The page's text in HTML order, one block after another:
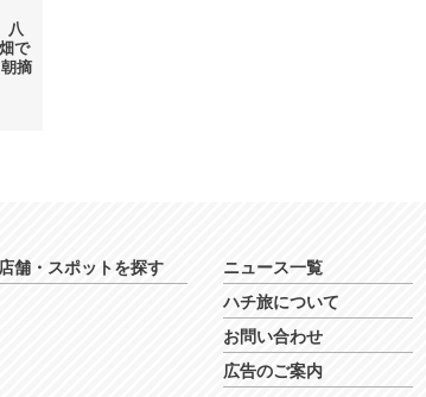
八
で
摘
店舗・スポットを探す
ニュース一覧
ハチ旅について
お問い合わせ
広告のご案内